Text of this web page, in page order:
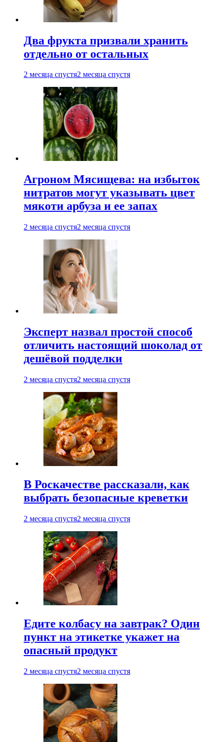
Два фрукта призвали хранить
отдельно от остальных
2 месяца спустя2 месяца спустя
Агроном Мясищева: на избыток
нитратов могут указывать цвет
мякоти арбуза и ее запах
2 месяца спустя2 месяца спустя
Эксперт назвал простой способ
отличить настоящий шоколад от
дешёвой подделки
2 месяца спустя2 месяца спустя
В Роскачестве рассказали, как
выбрать безопасные креветки
2 месяца спустя2 месяца спустя
Едите колбасу на завтрак? Один
пункт на этикетке укажет на
опасный продукт
2 месяца спустя2 месяца спустя